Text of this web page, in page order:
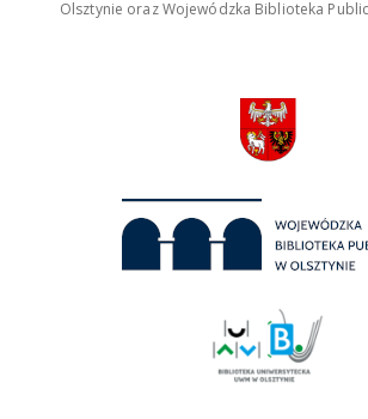
Olsztynie oraz Wojewódzka Biblioteka